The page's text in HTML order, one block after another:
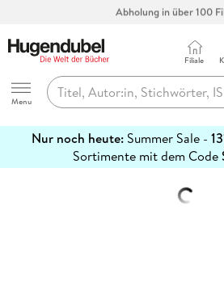
Abholung in über 100
Hugendubel
Menu
Filiale
Nur noch heute: Summer Sale -
Sortimente mit dem Code
erfahren